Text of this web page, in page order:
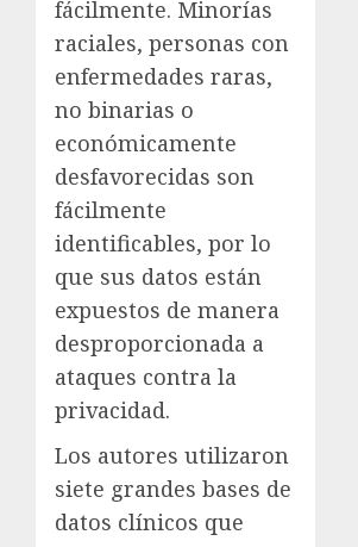
fácilmente. Minorías
raciales, personas con
enfermedades raras,
no binarias o
económicamente
desfavorecidas son
fácilmente
identificables, por lo
que sus datos están
expuestos de manera
desproporcionada a
ataques contra la
privacidad.
Los autores utilizaron
siete grandes bases de
datos clínicos que